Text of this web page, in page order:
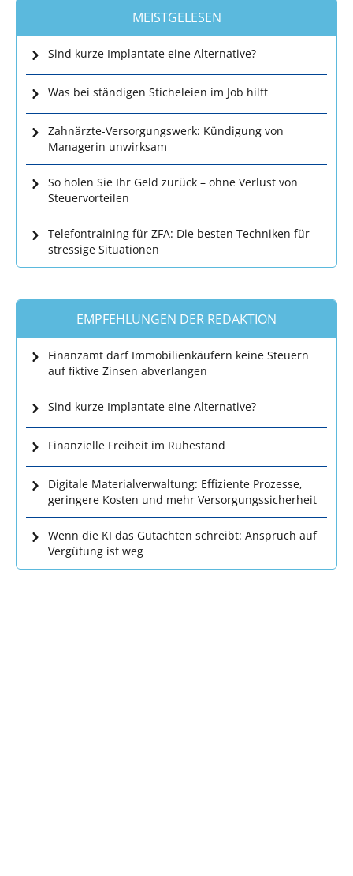
MEISTGELESEN
Sind kurze Implantate eine Alternative?
Was bei ständigen Sticheleien im Job hilft
Zahnärzte-Versorgungswerk: Kündigung von
Managerin unwirksam
So holen Sie Ihr Geld zurück – ohne Verlust von
Steuervorteilen
Telefontraining für ZFA: Die besten Techniken für
stressige Situationen
EMPFEHLUNGEN DER REDAKTION
Finanzamt darf Immobilienkäufern keine Steuern
auf fiktive Zinsen abverlangen
Sind kurze Implantate eine Alternative?
Finanzielle Freiheit im Ruhestand
Digitale Materialverwaltung: Effiziente Prozesse,
geringere Kosten und mehr Versorgungssicherheit
Wenn die KI das Gutachten schreibt: Anspruch auf
Vergütung ist weg